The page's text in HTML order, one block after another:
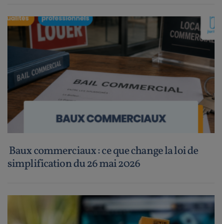
Baux commerciaux : ce que change la loi de
simplification du 26 mai 2026